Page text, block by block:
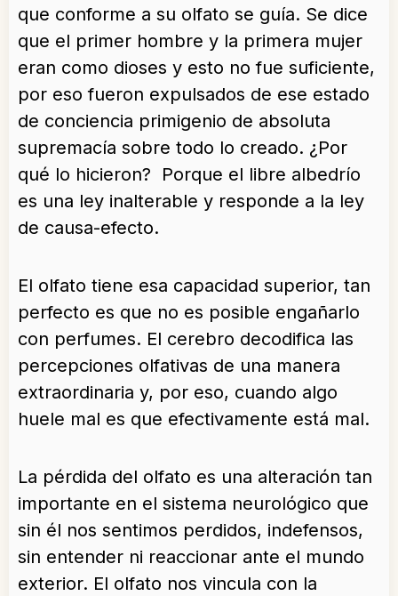
que conforme a su olfato se guía. Se dice
que el primer hombre y la primera mujer
eran como dioses y esto no fue suficiente,
por eso fueron expulsados de ese estado
de conciencia primigenio de absoluta
supremacía sobre todo lo creado. ¿Por
qué lo hicieron? Porque el libre albedrío
es una ley inalterable y responde a la ley
de causa-efecto.
El olfato tiene esa capacidad superior, tan
perfecto es que no es posible engañarlo
con perfumes. El cerebro decodifica las
percepciones olfativas de una manera
extraordinaria y, por eso, cuando algo
huele mal es que efectivamente está mal.
La pérdida del olfato es una alteración tan
importante en el sistema neurológico que
sin él nos sentimos perdidos, indefensos,
sin entender ni reaccionar ante el mundo
exterior. El olfato nos vincula con la